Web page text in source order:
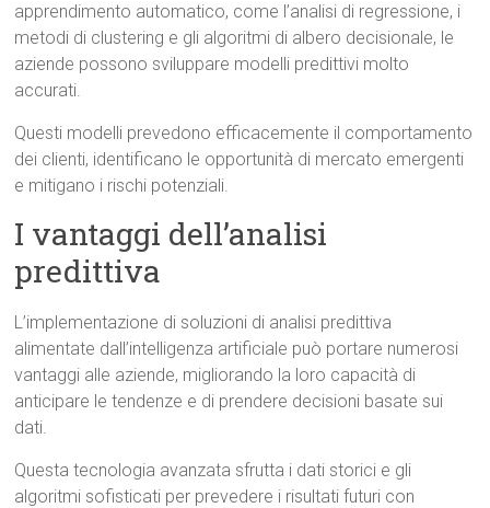
apprendimento automatico, come l’analisi di regressione, i
metodi di clustering e gli algoritmi di albero decisionale, le
aziende possono sviluppare modelli predittivi molto
accurati.
Questi modelli prevedono efficacemente il comportamento
dei clienti, identificano le opportunità di mercato emergenti
e mitigano i rischi potenziali.
I vantaggi dell’analisi
predittiva
L’implementazione di soluzioni di analisi predittiva
alimentate dall’intelligenza artificiale può portare numerosi
vantaggi alle aziende, migliorando la loro capacità di
anticipare le tendenze e di prendere decisioni basate sui
dati.
Questa tecnologia avanzata sfrutta i dati storici e gli
algoritmi sofisticati per prevedere i risultati futuri con